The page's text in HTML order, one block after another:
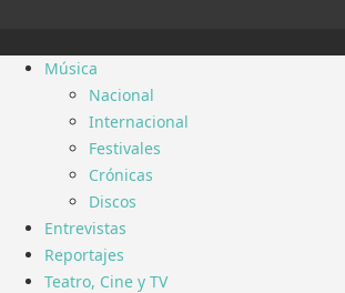
Música
Nacional
Internacional
Festivales
Crónicas
Discos
Entrevistas
Reportajes
Teatro, Cine y TV